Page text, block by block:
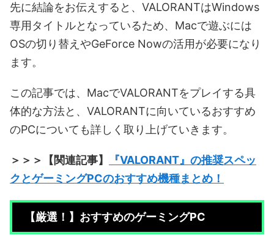
先に結論をお伝えすると、VALORANTはWindows
専用タイトルとなっているため、Macで遊ぶには
OSの切り替えやGeForce Nowの活用が必要になり
ます。
この記事では、MacでVALORANTをプレイする具
体的な方法と、VALORANTに向いているおすすめ
のPCについても詳しく取り上げていきます。
＞＞＞【関連記事】
『VALORANT』の推奨スペッ
クとゲーミングPCのおすすめ機種まとめ！
【厳選！】おすすめのゲーミングPC